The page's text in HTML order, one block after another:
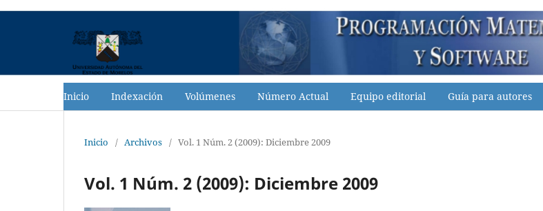
Inicio Indexación Volúmenes Número Actual Equipo editorial Guía para autores
Inicio / Archivos / Vol. 1 Núm. 2 (2009): Diciembre 2009
Vol. 1 Núm. 2 (2009): Diciembre 2009